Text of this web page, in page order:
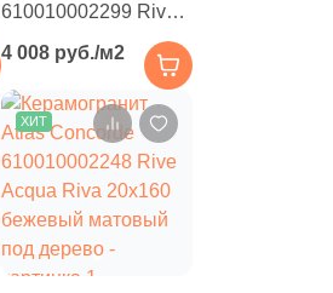
610010002299 Rive
Acqua Riva 20x120
бежевый матовый
под дерево
4 008 руб./м2
ХИТ